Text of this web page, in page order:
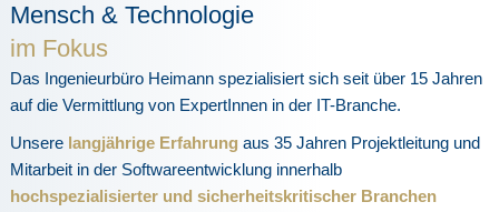
Mensch & Technologie
im Fokus
Das Ingenieurbüro Heimann spezialisiert sich seit über 15 Jahren
auf die Vermittlung von ExpertInnen in der IT-Branche.
Unsere langjährige Erfahrung aus 35 Jahren Projektleitung und
Mitarbeit in der Softwareentwicklung innerhalb
hochspezialisierter und sicherheitskritischer Branchen